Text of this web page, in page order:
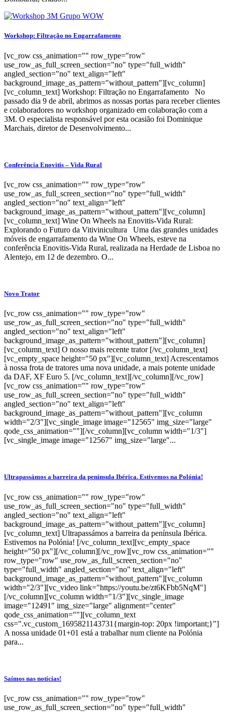
Workshop: Filtração no Engarrafamento
[vc_row css_animation="" row_type="row"
use_row_as_full_screen_section="no" type="full_width"
angled_section="no" text_align="left"
background_image_as_pattern="without_pattern"][vc_column]
[vc_column_text] Workshop: Filtração no Engarrafamento No
passado dia 9 de abril, abrimos as nossas portas para receber clientes
e colaboradores no workshop organizado em colaboração com a
3M. O especialista responsável por esta ocasião foi Dominique
Marchais, diretor de Desenvolvimento...
Conferência Enovitis – Vida Rural
[vc_row css_animation="" row_type="row"
use_row_as_full_screen_section="no" type="full_width"
angled_section="no" text_align="left"
background_image_as_pattern="without_pattern"][vc_column]
[vc_column_text] Wine On Wheels na Enovitis-Vida Rural:
Explorando o Futuro da Vitivinicultura Uma das grandes unidades
móveis de engarrafamento da Wine On Wheels, esteve na
conferência Enovitis-Vida Rural, realizada na Herdade de Lisboa no
Alentejo, em 12 de dezembro. O...
Novo Trator
[vc_row css_animation="" row_type="row"
use_row_as_full_screen_section="no" type="full_width"
angled_section="no" text_align="left"
background_image_as_pattern="without_pattern"][vc_column]
[vc_column_text] O nosso mais recente trator [/vc_column_text]
[vc_empty_space height="50 px"][vc_column_text] Acrescentamos
à nossa frota de tratores uma nova unidade, a mais potente unidade
da DAF, XF Euro 5. [/vc_column_text][/vc_column][/vc_row]
[vc_row css_animation="" row_type="row"
use_row_as_full_screen_section="no" type="full_width"
angled_section="no" text_align="left"
background_image_as_pattern="without_pattern"][vc_column
width="2/3"][vc_single_image image="12565" img_size="large"
qode_css_animation=""][/vc_column][vc_column width="1/3"]
[vc_single_image image="12567" img_size="large"...
Ultrapassámos a barreira da península Ibérica. Estivemos na Polónia!
[vc_row css_animation="" row_type="row"
use_row_as_full_screen_section="no" type="full_width"
angled_section="no" text_align="left"
background_image_as_pattern="without_pattern"][vc_column]
[vc_column_text] Ultrapassámos a barreira da península Ibérica.
Estivemos na Polónia! [/vc_column_text][vc_empty_space
height="50 px"][/vc_column][/vc_row][vc_row css_animation=""
row_type="row" use_row_as_full_screen_section="no"
type="full_width" angled_section="no" text_align="left"
background_image_as_pattern="without_pattern"][vc_column
width="2/3"][vc_video link="https://youtu.be/zt6KFbb5NqM"]
[/vc_column][vc_column width="1/3"][vc_single_image
image="12491" img_size="large" alignment="center"
qode_css_animation=""][vc_column_text
css=".vc_custom_1695821143731{margin-top: 20px !important;}"]
A nossa unidade 01+01 está a trabalhar num cliente na Polónia
para...
Saímos nas notícias!
[vc_row css_animation="" row_type="row"
use_row_as_full_screen_section="no" type="full_width"